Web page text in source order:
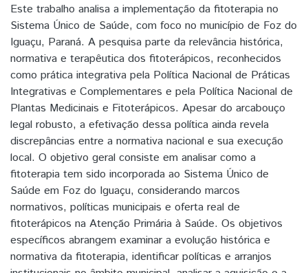
Este trabalho analisa a implementação da fitoterapia no
Sistema Único de Saúde, com foco no município de Foz do
Iguaçu, Paraná. A pesquisa parte da relevância histórica,
normativa e terapêutica dos fitoterápicos, reconhecidos
como prática integrativa pela Política Nacional de Práticas
Integrativas e Complementares e pela Política Nacional de
Plantas Medicinais e Fitoterápicos. Apesar do arcabouço
legal robusto, a efetivação dessa política ainda revela
discrepâncias entre a normativa nacional e sua execução
local. O objetivo geral consiste em analisar como a
fitoterapia tem sido incorporada ao Sistema Único de
Saúde em Foz do Iguaçu, considerando marcos
normativos, políticas municipais e oferta real de
fitoterápicos na Atenção Primária à Saúde. Os objetivos
específicos abrangem examinar a evolução histórica e
normativa da fitoterapia, identificar políticas e arranjos